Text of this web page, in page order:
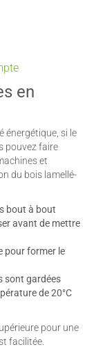
en
énergétique, si le
pouvez faire
et
du bois lamellé-
bout à bout
avant de mettre
pour former le
sont gardées
de 20°C
pour une
facilitée.